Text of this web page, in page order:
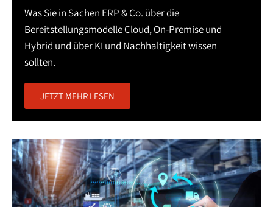
Was Sie in Sachen ERP & Co. über die
Bereitstellungsmodelle Cloud, On-Premise und
Hybrid und über KI und Nachhaltigkeit wissen
sollten.
JETZT MEHR LESEN